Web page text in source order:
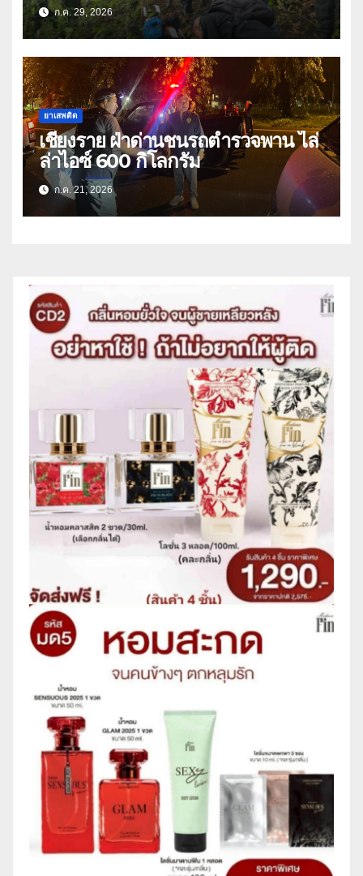
ก.ค. 29, 2026
ยาเสพติด
เชียงราย ฝ่าด่านชนรถตำรวจพาน ไล่
ล่าไอซ์ 600 กิโลกรัม
ก.ค. 21, 2026